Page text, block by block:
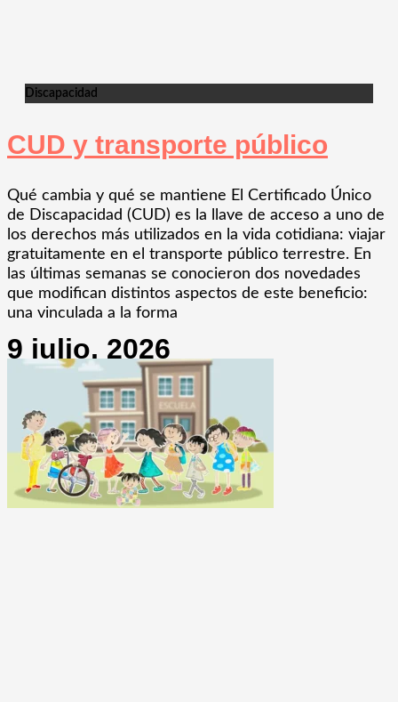
Discapacidad
CUD y transporte público
Qué cambia y qué se mantiene El Certificado Único
de Discapacidad (CUD) es la llave de acceso a uno de
los derechos más utilizados en la vida cotidiana: viajar
gratuitamente en el transporte público terrestre. En
las últimas semanas se conocieron dos novedades
que modifican distintos aspectos de este beneficio:
una vinculada a la forma
9 julio, 2026